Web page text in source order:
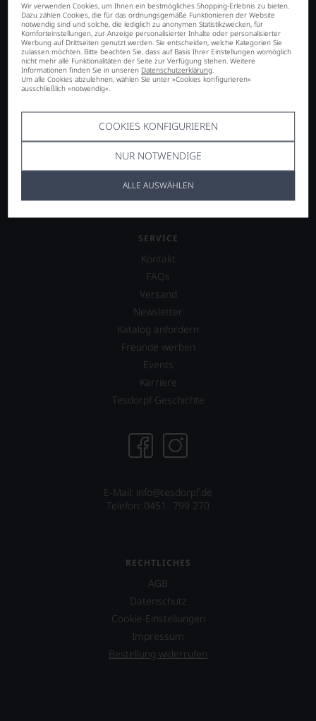
Wir verwenden Cookies, um Ihnen ein bestmögliches Shopping-Erlebnis zu bieten.
Dazu zählen Cookies, die für das ordnungsgemäße Funktionieren der Website
notwendig sind und solche, die lediglich zu anonymen Statistikzwecken, für
Komforteinstellungen, zur Anzeige personalisierter Inhalte oder personalisierter
Werbung auf Drittseiten genutzt werden. Sie entscheiden, welche Kategorien Sie
zulassen möchten. Bitte beachten Sie, dass auf Basis Ihrer Einstellungen womöglich
nicht mehr alle Funktionalitäten der Seite zur Verfügung stehen. Weitere
Informationen finden Sie in unseren Datenschutzerklärung.
Um alle Cookies abzulehnen, wählen Sie unter »Cookies konfigurieren«
ausschließlich »notwendig«.
COOKIES KONFIGURIEREN
NUR NOTWENDIGE
ALLE AUSWÄHLEN
SORTIMENT
Italien
Deutschland
Österreich
Spanien
weitere Länder
SERVICE
Kontakt
FAQs
Versand
Newsletter
Katalog anfordern
Freunde werben
Events
Karriere
Tesdorpf Geschichte
E-Mail: info@tesdorpf.de
Telefon: 0451- 799 270
RECHTLICHES
AGB
Datenschutz
Cookie-Einstellungen
Impressum
Bestellung widerrufen